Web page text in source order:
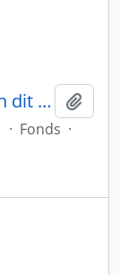
Directorat de Guillaume Guillon dit Lethière (1807-1816)
· Fonds ·